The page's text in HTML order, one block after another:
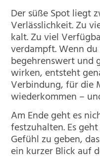
Der süße Spot liegt
Verlässlichkeit. Zu
kalt. Zu viel
verdampft. Wenn
begehrenswert und
wirken, entsteht
Verbindung, für die
wiederkommen –
Am Ende geht es
festzuhalten. Es
Gefühl zu geben,
ein kurzer Blick auf